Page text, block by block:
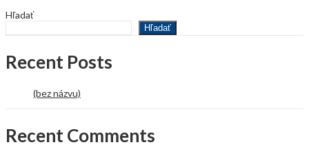
Hľadať
Hľadať
Recent Posts
(bez názvu)
Recent Comments